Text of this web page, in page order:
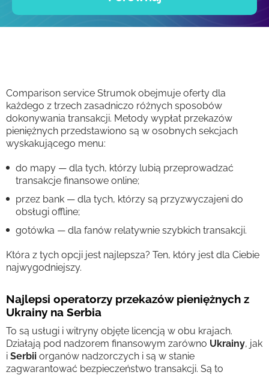
Comparison service Strumok obejmuje oferty dla
każdego z trzech zasadniczo różnych sposobów
dokonywania transakcji. Metody wypłat przekazów
pieniężnych przedstawiono są w osobnych sekcjach
wyskakującego menu:
do mapy — dla tych, którzy lubią przeprowadzać
transakcje finansowe online;
przez bank — dla tych, którzy są przyzwyczajeni do
obsługi offline;
gotówka — dla fanów relatywnie szybkich transakcji.
Która z tych opcji jest najlepsza? Ten, który jest dla Ciebie
najwygodniejszy.
Najlepsi operatorzy przekazów pieniężnych z
Ukrainy na Serbia
To są usługi i witryny objęte licencją w obu krajach.
Działają pod nadzorem finansowym zarówno Ukrainy, jak
i Serbii organów nadzorczych i są w stanie
zagwarantować bezpieczeństwo transakcji. Są to